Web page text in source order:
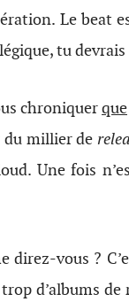
Le beat
tu
chroniquerque
du millier de
Une fois
vous ?
d’albums de